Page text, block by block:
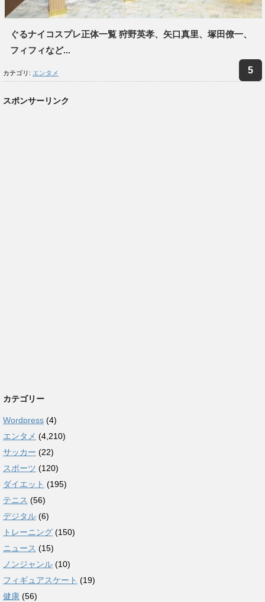
ぐるナイコスプレ正体一覧 狩野英孝、矢口真里、塚田僚一、
フィフィなど...
カテゴリ: エンタメ
スポンサーリンク
カテゴリー
Wordpress (4)
エンタメ (4,210)
サッカー (22)
スポーツ (120)
ダイエット (195)
テニス (56)
デジタル (6)
トレーニング (150)
ニュース (15)
ノンジャンル (10)
フィギュアスケート (19)
健康 (56)